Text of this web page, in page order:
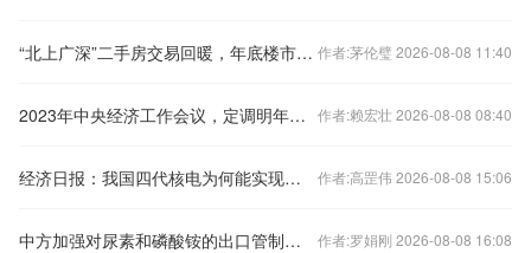
“北上广深”二手房交易回暖，年底楼市怎样看？ 作者:茅伦璧 2026-08-08 11:40
2023年中央经济工作会议，定调明年经济工作 作者:赖宏壮 2026-08-08 08:40
经济日报：我国四代核电为何能实现领跑 作者:高罡伟 2026-08-08 15:06
中方加强对尿素和磷酸铵的出口管制？外交部回应 作者:罗娟刚 2026-08-08 16:08